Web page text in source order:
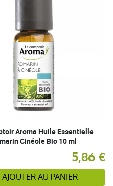
Aroma Huile Essentielle
Cinéole Bio 10 ml
5,86 €
AJOUTER AU PANIER